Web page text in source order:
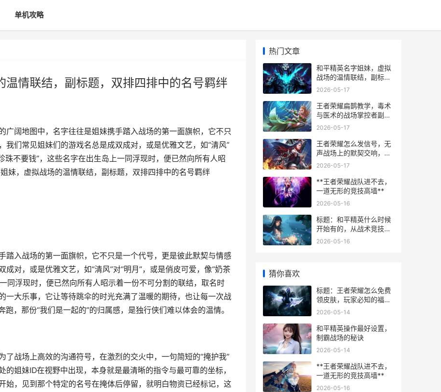
单机攻略
情联结，副标题，双排四排中的名号羁绊
广阔地图中，名字往往是姐妹携手踏入战场的第一面旗帜，它不只
我们常见姐妹们的游戏名总是成双成对，或是优雅文艺，如“清风”
珠不要钱”，这些名字在出生岛上一同浮现时，便已然向所有人昭
妹，虚拟战场的温情联结，副标题，双排四排中的名号羁绊
踏入战场的第一面旗帜，它不只是一个代号，更是彼此默契与情感
对，或是优雅文艺，如“清风”对“明月”，或是俏皮可爱，像“奶茶
同浮现时，便已然向所有人昭示着一份不可分割的联结，取名时
一大乐事，它让等待跳伞的时光充满了温暖的期待，也让每一次战
，那份“我们是一起的”的归属感，是独行侠们难以体会的温情。
了战场上高效的沟通符号，在激烈的交火中，一句简短的“掩护我”
姐妹ID在视野中出现，本身就是最清晰的指令与最可靠的坐标，
始，见到那个特定的名号在掩体后停留，就明白物资已经标记，这
热门文章
和平精英名字姐妹，虚拟
战场的温情联结，副标
题，双排四排中的名号羁
2026-05-17
王者荣耀扁鹊教学，毒术
与医术的战场掌控者副标
题，致命药剂编织胜利篇
2026-05-17
王者荣耀怎么发信号，无
声战场上的默契交响，副
标题，指尖指挥的艺术与
2026-05-17
**王者荣耀战队进不去，
一道无形的竞技高墙**
2026-05-16
标题：和平精英什么时候
开始有的，从战术竞技到
国民游戏的进化之路
2026-05-16
猜你喜欢
标题：王者荣耀怎么免费
领皮肤，玩家必知的福利
指南
2026-05-14
和平精英操作最好设置，
制霸战场的秘诀
2026-05-14
**王者荣耀战队进不去，
一道无形的竞技高墙**
2026-05-16